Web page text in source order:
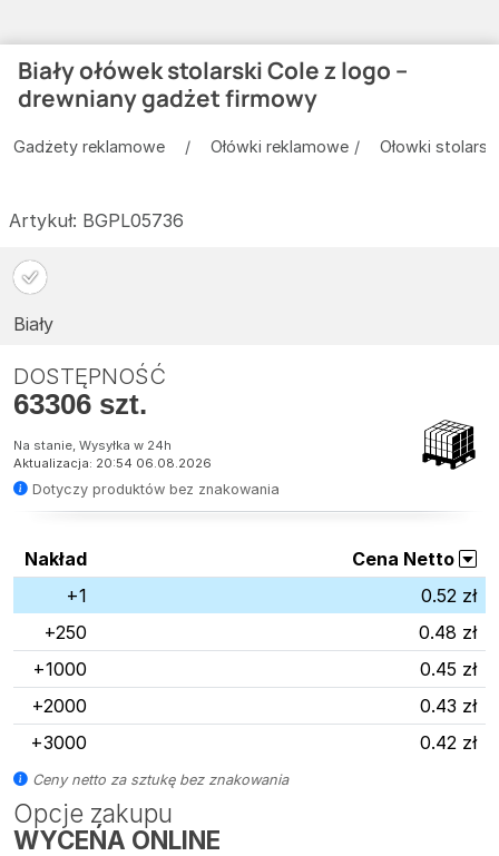
Biały ołówek stolarski Cole z logo –
drewniany gadżet firmowy
Gadżety reklamowe Ołówki reklamowe Ołowki
Artykuł: BGPL05736
Biały
DOSTĘPNOŚĆ
63306 szt.
Na stanie, Wysyłka w 24h
Aktualizacja: 20:54 06.08.2026
Dotyczy produktów bez znakowania
Opcje zakupu
WYCEŃA ONLINE
Nakład
Cena Netto
+1
0.52 zł
+250
0.48 zł
+1000
0.45 zł
+2000
0.43 zł
+3000
0.42 zł
Ceny netto za sztukę bez znakowania